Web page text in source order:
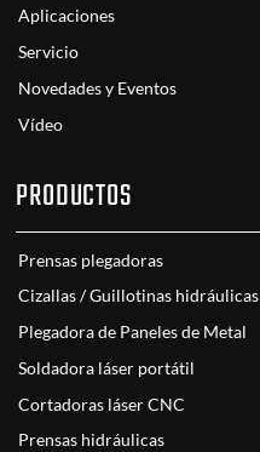
Aplicaciones
Servicio
Novedades y Eventos
Vídeo
PRODUCTOS
Prensas plegadoras
Cizallas / Guillotinas hidráulicas
Plegadora de Paneles de Metal
Soldadora láser portátil
Cortadoras láser CNC
Prensas hidráulicas